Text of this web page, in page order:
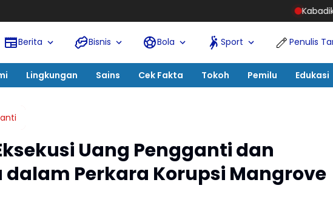
Kabadiklat Harli Siregar
Berita Bisnis Bola Sport Penulis
Lingkungan Sains Cek Fakta Tokoh Pemilu Edukasi
Uang Pengganti dan
Perkara Korupsi Mangrove